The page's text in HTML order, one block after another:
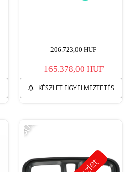
206.723,00 HUF
165.378,00 HUF
KÉSZLET FIGYELMEZTETÉS
-30%